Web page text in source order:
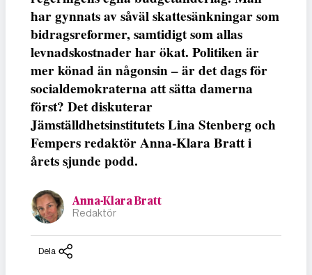
har gynnats av såväl skattesänkningar som
bidragsreformer, samtidigt som allas
levnadskostnader har ökat. Politiken är
mer könad än någonsin – är det dags för
socialdemokraterna att sätta damerna
först? Det diskuterar
Jämställdhetsinstitutets Lina Stenberg och
Fempers redaktör Anna-Klara Bratt i
årets sjunde podd.
Anna-Klara Bratt
Redaktör
Dela